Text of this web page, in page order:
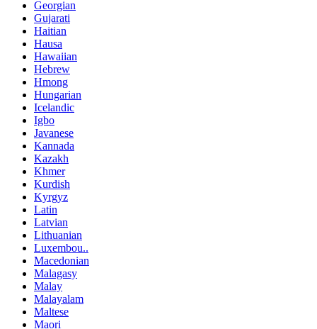
Georgian
Gujarati
Haitian
Hausa
Hawaiian
Hebrew
Hmong
Hungarian
Icelandic
Igbo
Javanese
Kannada
Kazakh
Khmer
Kurdish
Kyrgyz
Latin
Latvian
Lithuanian
Luxembou..
Macedonian
Malagasy
Malay
Malayalam
Maltese
Maori